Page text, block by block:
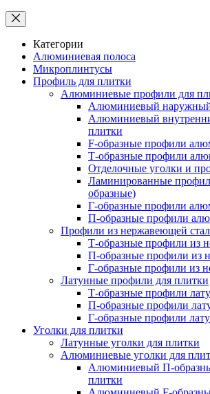
Категории
Алюминиевая полоса
Микроплинтусы
Профиль для плитки
Алюминиевые профили для
Алюминиевый наружный
Алюминиевый
плитки
F-образные профили
Т-образные профили
Отделочные уголки и
Ламинированные
образные)
Г-образные профили
П-образные профили
Профили из нержавеющей
Т-образные профили из
П-образные профили из
Г-образные профили из
Латунные профили для плитки
Т-образные профили
П-образные профили
Г-образные профили
Уголки для плитки
Латунные уголки для плитки
Алюминиевые уголки для
Алюминиевый П-
плитки